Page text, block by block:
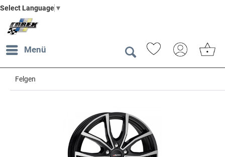
Select Language ▼
Menü
Felgen